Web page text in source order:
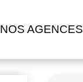
NOS AGENCES